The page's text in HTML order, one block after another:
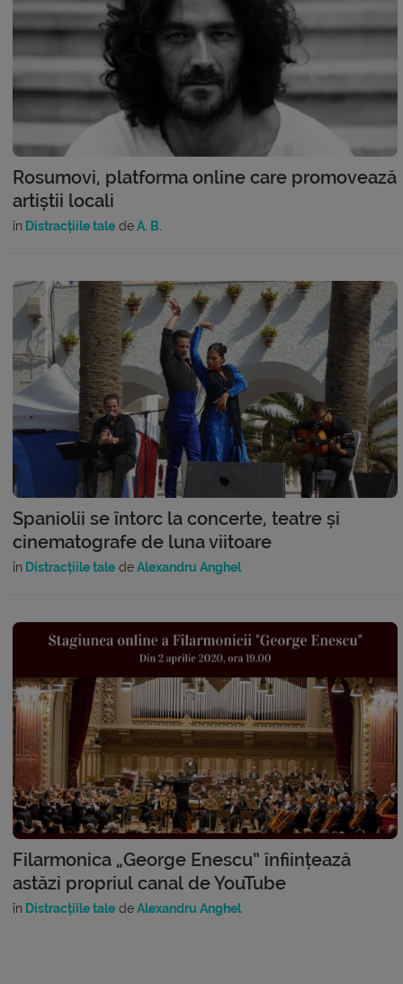
Rosumovi, platforma online care promovează
artiștii locali
în Distracțiile tale deA. B.
Spaniolii se întorc la concerte, teatre și
cinematografe de luna viitoare
în Distracțiile tale deAlexandru Anghel
Filarmonica „George Enescu” înființează
astăzi propriul canal de YouTube
în Distracțiile tale deAlexandru Anghel